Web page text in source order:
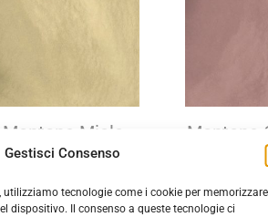
Gestisci Consenso
utilizziamo tecnologie come i cookie per memorizzare
dispositivo. Il consenso a queste tecnologie ci
Montone Miele Montone